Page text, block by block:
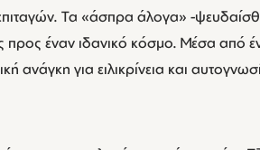
Τα «άσπρα άλογα» -
έναν ιδανικό κόσμο. Μέσα από
ανάγκη για ειλικρίνεια και